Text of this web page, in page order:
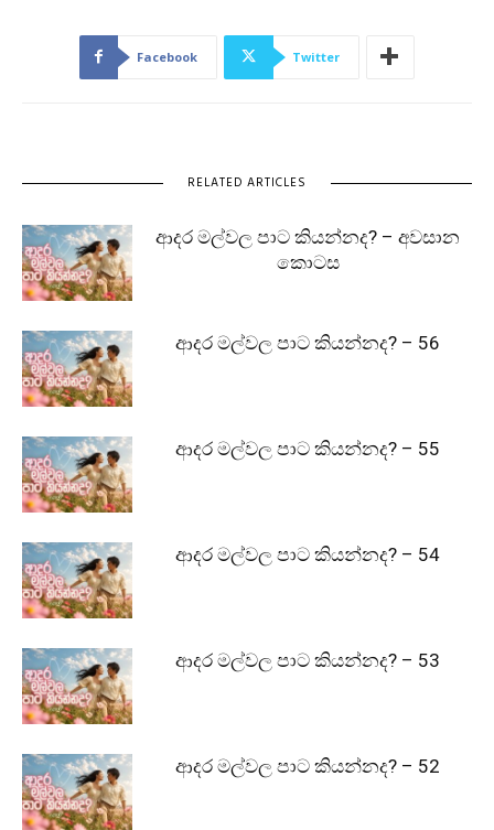
Facebook Twitter
RELATED ARTICLES
ආදර මල්වල පාට කියන්නද? – අවසාන
කොටස
ආදර මල්වල පාට කියන්නද? – 56
ආදර මල්වල පාට කියන්නද? – 55
ආදර මල්වල පාට කියන්නද? – 54
ආදර මල්වල පාට කියන්නද? – 53
ආදර මල්වල පාට කියන්නද? – 52